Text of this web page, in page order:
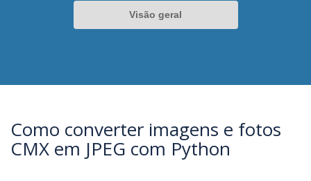
Visão geral
Como converter imagens e fotos
CMX em JPEG com Python